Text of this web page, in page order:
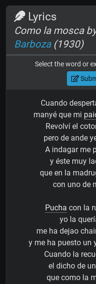
Lyrics
Como la mosca
Barboza(1930)
Select the word or
Cuando
manyé que mi
Revolví el
pero de ande
A indagar me
y éste muy
que en la
con uno de
Pucha con la
yo la
me ha dejao
y me ha puesto un
Cuando la
el dicho de
que como la